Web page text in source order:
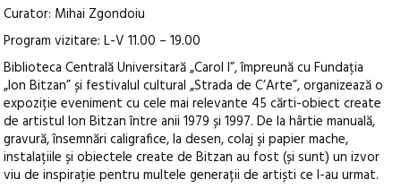
Curator: Mihai Zgondoiu
Program vizitare: L-V 11.00 – 19.00
Biblioteca Centrală Universitară „Carol I”, împreună cu Fundația
„Ion Bitzan” și festivalul cultural „Strada de C’Arte”, organizează o
expoziție eveniment cu cele mai relevante 45 cărti-obiect create
de artistul Ion Bitzan între anii 1979 și 1997. De la hârtie manuală,
gravură, însemnări caligrafice, la desen, colaj și papier mache,
instalațiile și obiectele create de Bitzan au fost (și sunt) un izvor
viu de inspirație pentru multele generații de artiști ce l-au urmat.